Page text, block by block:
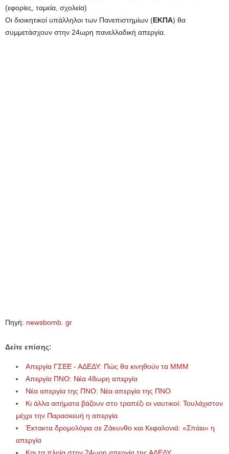
(εφορίες, ταμεία, σχολεία)
Οι διοικητικοί υπάλληλοι των Πανεπιστημίων (ΕΚΠΑ) θα
συμμετάσχουν στην 24ωρη πανελλαδική απεργία.
Πηγή: newsbomb. gr
Δείτε επίσης:
Απεργία ΓΣΕΕ - ΑΔΕΔΥ: Πώς θα κινηθούν τα ΜΜΜ
Απεργία ΠΝΟ: Νέα 48ωρη απεργία
Νέα απεργία της ΠΝΟ: Νέα απεργία της ΠΝΟ
Κι άλλα αιτήματα βάζουν στο τραπέζι οι ναυτικοί: Τουλάχιστον
μέχρι την Παρασκευή η απεργία
Έκτακτα δρομολόγια σε Ζάκυνθο και Κεφαλονιά: «Σπάει» η
απεργία